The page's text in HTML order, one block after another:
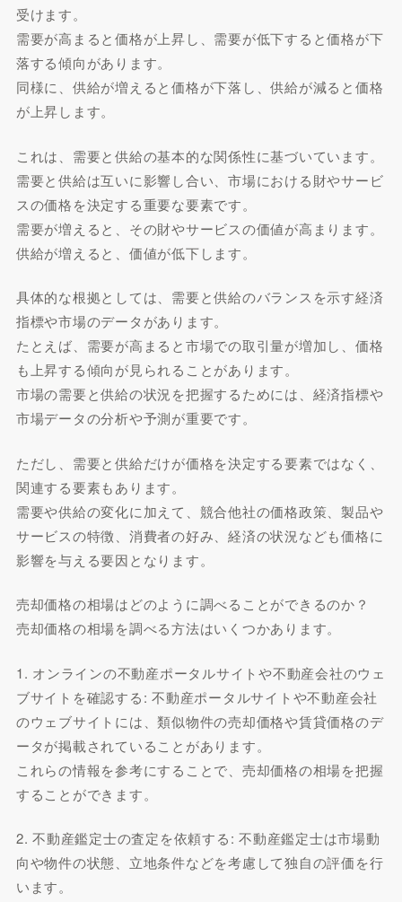
受けます。
需要が高まると価格が上昇し、需要が低下すると価格が下
落する傾向があります。
同様に、供給が増えると価格が下落し、供給が減ると価格
が上昇します。
これは、需要と供給の基本的な関係性に基づいています。
需要と供給は互いに影響し合い、市場における財やサービ
スの価格を決定する重要な要素です。
需要が増えると、その財やサービスの価値が高まります。
供給が増えると、価値が低下します。
具体的な根拠としては、需要と供給のバランスを示す経済
指標や市場のデータがあります。
たとえば、需要が高まると市場での取引量が増加し、価格
も上昇する傾向が見られることがあります。
市場の需要と供給の状況を把握するためには、経済指標や
市場データの分析や予測が重要です。
ただし、需要と供給だけが価格を決定する要素ではなく、
関連する要素もあります。
需要や供給の変化に加えて、競合他社の価格政策、製品や
サービスの特徴、消費者の好み、経済の状況なども価格に
影響を与える要因となります。
売却価格の相場はどのように調べることができるのか？
売却価格の相場を調べる方法はいくつかあります。
1. オンラインの不動産ポータルサイトや不動産会社のウェ
ブサイトを確認する: 不動産ポータルサイトや不動産会社
のウェブサイトには、類似物件の売却価格や賃貸価格のデ
ータが掲載されていることがあります。
これらの情報を参考にすることで、売却価格の相場を把握
することができます。
2. 不動産鑑定士の査定を依頼する: 不動産鑑定士は市場動
向や物件の状態、立地条件などを考慮して独自の評価を行
います。